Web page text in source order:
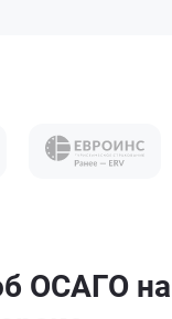
ОСАГО на